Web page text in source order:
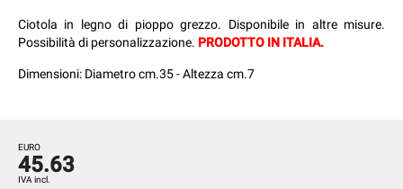
Ciotola in legno di pioppo grezzo. Disponibile in altre misure.
Possibilità di personalizzazione. PRODOTTO IN ITALIA.
Dimensioni: Diametro cm.35 - Altezza cm.7
EURO
45.63
IVA incl.